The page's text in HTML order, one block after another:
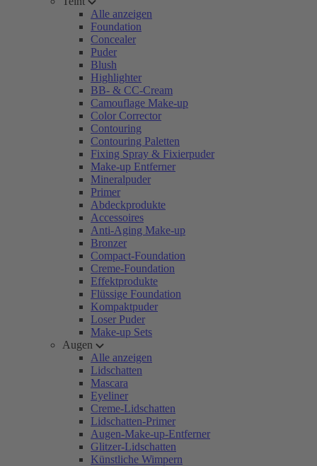
Alle anzeigen
Foundation
Concealer
Puder
Blush
Highlighter
BB- & CC-Cream
Camouflage Make-up
Color Corrector
Contouring
Contouring Paletten
Fixing Spray & Fixierpuder
Make-up Entferner
Mineralpuder
Primer
Abdeckprodukte
Accessoires
Anti-Aging Make-up
Bronzer
Compact-Foundation
Creme-Foundation
Effektprodukte
Flüssige Foundation
Kompaktpuder
Loser Puder
Make-up Sets
Augen
Alle anzeigen
Lidschatten
Mascara
Eyeliner
Creme-Lidschatten
Lidschatten-Primer
Augen-Make-up-Entferner
Glitzer-Lidschatten
Künstliche Wimpern